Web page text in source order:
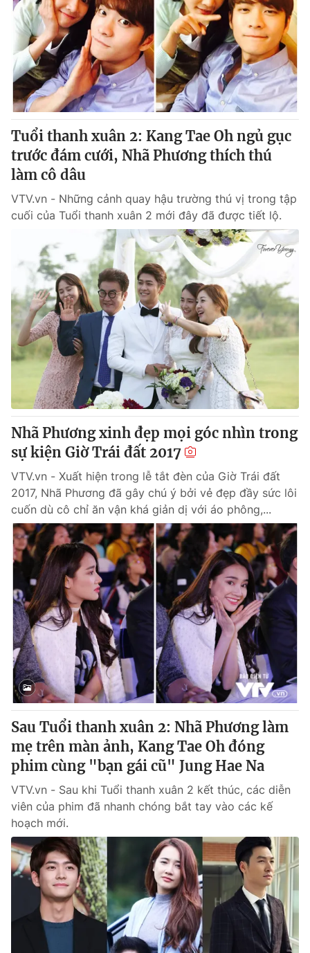
Tuổi thanh xuân 2: Kang Tae Oh ngủ gục
trước đám cưới, Nhã Phương thích thú
làm cô dâu
VTV.vn - Những cảnh quay hậu trường thú vị trong tập
cuối của Tuổi thanh xuân 2 mới đây đã được tiết lộ.
Nhã Phương xinh đẹp mọi góc nhìn trong
sự kiện Giờ Trái đất 2017
VTV.vn - Xuất hiện trong lễ tắt đèn của Giờ Trái đất
2017, Nhã Phương đã gây chú ý bởi vẻ đẹp đầy sức lôi
cuốn dù cô chỉ ăn vận khá giản dị với áo phông,...
Sau Tuổi thanh xuân 2: Nhã Phương làm
mẹ trên màn ảnh, Kang Tae Oh đóng
phim cùng "bạn gái cũ" Jung Hae Na
VTV.vn - Sau khi Tuổi thanh xuân 2 kết thúc, các diễn
viên của phim đã nhanh chóng bắt tay vào các kế
hoạch mới.